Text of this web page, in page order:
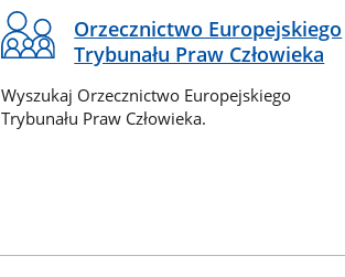
Orzecznictwo Europejskiego
Trybunału Praw Człowieka
Wyszukaj Orzecznictwo Europejskiego
Trybunału Praw Człowieka.